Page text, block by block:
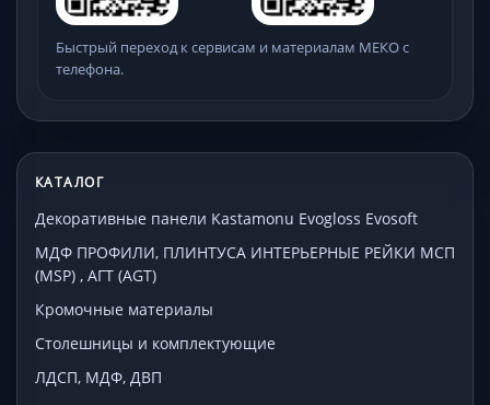
Быстрый переход к сервисам и материалам МЕКО с
телефона.
КАТАЛОГ
Декоративные панели Kastamonu Evogloss Evosoft
МДФ ПРОФИЛИ, ПЛИНТУСА ИНТЕРЬЕРНЫЕ РЕЙКИ МСП
(MSP) , АГТ (AGT)
Кромочные материалы
Столешницы и комплектующие
ЛДСП, МДФ, ДВП